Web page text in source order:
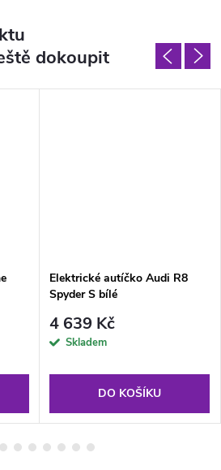
dokoupit
Elektrické autíčko Audi R8
Spyder S bílé
4 639 Kč
Skladem
DO KOŠÍKU